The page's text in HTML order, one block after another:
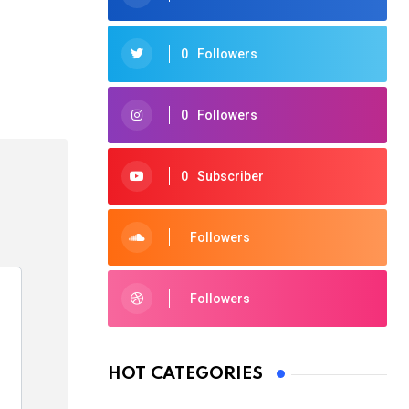
0 Followers
0 Followers
0 Subscriber
Followers
Followers
HOT CATEGORIES